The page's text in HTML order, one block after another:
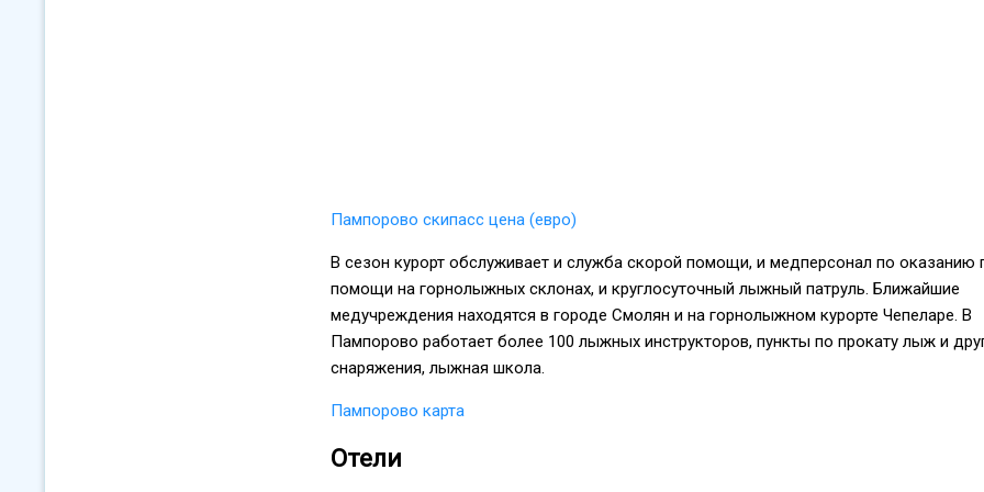
Пампорово скипасс цена (евро)
В сезон курорт обслуживает и служба скорой помощи, и медперсонал по оказанию
помощи на горнолыжных склонах, и круглосуточный лыжный патруль. Ближайшие
медучреждения находятся в городе Смолян и на горнолыжном курорте Чепеларе. В
Пампорово работает более 100 лыжных инструкторов, пункты по прокату лыж и
снаряжения, лыжная школа.
Пампорово карта
Отели